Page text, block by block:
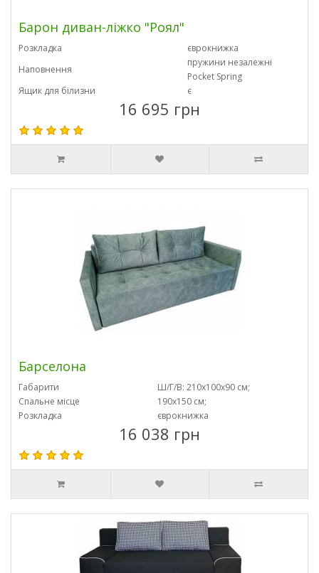
Барон диван-ліжко "Роял"
Розкладка
єврокнижка
Наповнення
пружини незалежні
Pocket Spring
Ящик для білизни
є
16 695 грн
Барселона
Габарити
Ш/Г/В: 210х100х90 см;
Спальне місце
190х150 см;
Розкладка
єврокнижка
16 038 грн